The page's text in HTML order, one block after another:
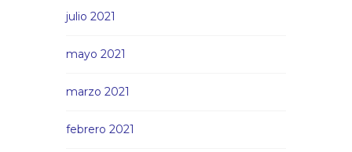
julio 2021
mayo 2021
marzo 2021
febrero 2021